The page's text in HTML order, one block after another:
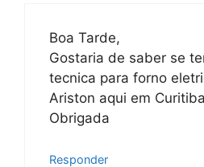
Boa Tarde,
Gostaria de saber se
tecnica para forno
Ariston aqui em
Obrigada
Responder